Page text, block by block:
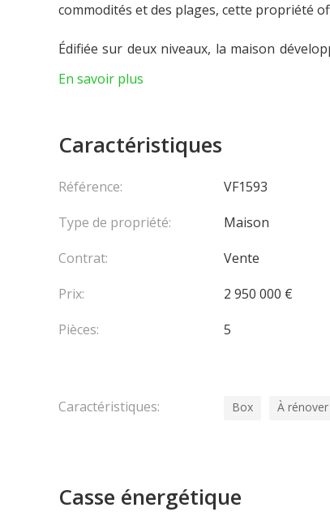
commodités et des plages, cette propriété
Édifiée sur deux niveaux, la maison
multiples possibilités d’aménagement
exceptionnelle de créer une résidence sur
En collaboration avec : Valeri Agency by JM
En savoir plus
Caractéristiques
Référence:
VF1593
Type de propriété:
Maison
Contrat:
Vente
Prix:
2 950 000 €
Pièces:
5
Caractéristiques: Box À rénover
Casse énergétique